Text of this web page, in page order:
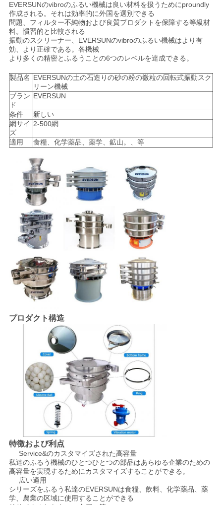
私
達
に
連
絡
し
な
さ
用
を
要
求
な
SITEMAP
ラ
イ
バ
EVERSUNのvibroのふるい機械は良い材料を扱うためにproundly
作成される。それは効率的に外国を選別できる
問題、フィルター不純物および良質プロダクトを保障する等級材
料。慣習的と比較される
振動のスクリーナー、EVERSUNのvibroのふるい機械はより有
効、より正確である。各機械
より多くの精密とふるうことの6つのレベルを達成できる。
製品名 EVERSUNの土の石造りの砂の粉の微粒の回転式振動スク
リーン機械
ブラン
ド
EVERSUN
条件
新しい
網サイ
ズ
2-500網
適用 食糧、化学薬品、薬学、鉱山。、等
プロダクト構造
特徴および利点
Service&のカスタマイズされた高容量
私達のふるう機械のひとつひとつの部品はあらゆる企業のための
高容量を実現するためにカスタマイズすることができる。
広い適用
シリーズをふるう私達のEVERSUNは食糧、飲料、化学薬品、薬
学、農業の区域に使用することができる